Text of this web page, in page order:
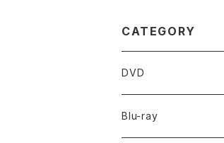
CATEGORY
DVD
Blu-ray